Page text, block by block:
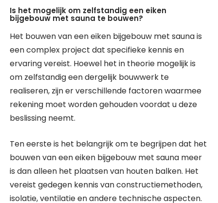
Is het mogelijk om zelfstandig een eiken
bijgebouw met sauna te bouwen?
Het bouwen van een eiken bijgebouw met sauna is
een complex project dat specifieke kennis en
ervaring vereist. Hoewel het in theorie mogelijk is
om zelfstandig een dergelijk bouwwerk te
realiseren, zijn er verschillende factoren waarmee
rekening moet worden gehouden voordat u deze
beslissing neemt.
Ten eerste is het belangrijk om te begrijpen dat het
bouwen van een eiken bijgebouw met sauna meer
is dan alleen het plaatsen van houten balken. Het
vereist gedegen kennis van constructiemethoden,
isolatie, ventilatie en andere technische aspecten.